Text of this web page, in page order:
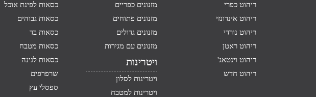
ריהוט כפרי
ריהוט אינדונזי
ריהוט נורדי
ריהוט ראטן
ריהוט וינטאג'
ריהוט חדש
מזנונים כפריים
מזנונים פתוחים
מזנונים גדולים
מזנונים עם מגירות
ויטרינות
ויטרינות לסלון
ויטרינות למטבח
כסאות לפינת אוכל
כסאות גבוהים
כסאות בד
כסאות מטבח
כסאות לגינה
שרפרפים
ספסלי עץ